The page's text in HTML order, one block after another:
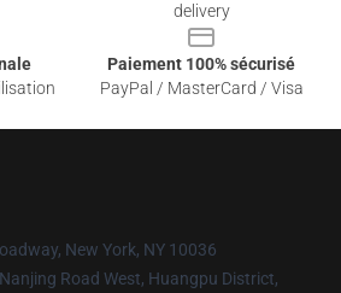
delivery
Paiement 100% sécurisé
PayPal / MasterCard / Visa
New York, NY 10036
Road West, Huangpu District,